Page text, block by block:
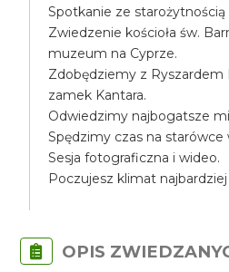
Spotkanie ze starożytnością
Zwiedzenie kościoła św.
muzeum na Cyprze.
Zdobędziemy z Ryszardem
zamek Kantara.
Odwiedzimy najbogatsze
Spędzimy czas na starówce
Sesja fotograficzna i wideo.
Poczujesz klimat
OPIS